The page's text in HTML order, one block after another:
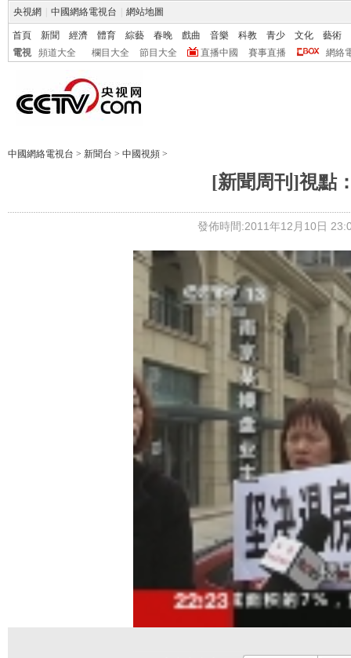
央視網 中國網絡電視台 網站地圖
首頁 新聞 經濟 體育 綜藝 春晚 戲曲 音樂 科教 青少 文化
藝術
電視
頻道大全 欄目大全 節目大全 直播中國 賽事直播 網絡
中國網絡電視台 > 新聞台 > 中國視頻 >
[新聞周刊]視點
發佈時間:2011年12月10日